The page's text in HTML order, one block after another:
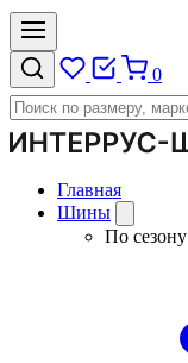
0
Главная
Шины
По сезону